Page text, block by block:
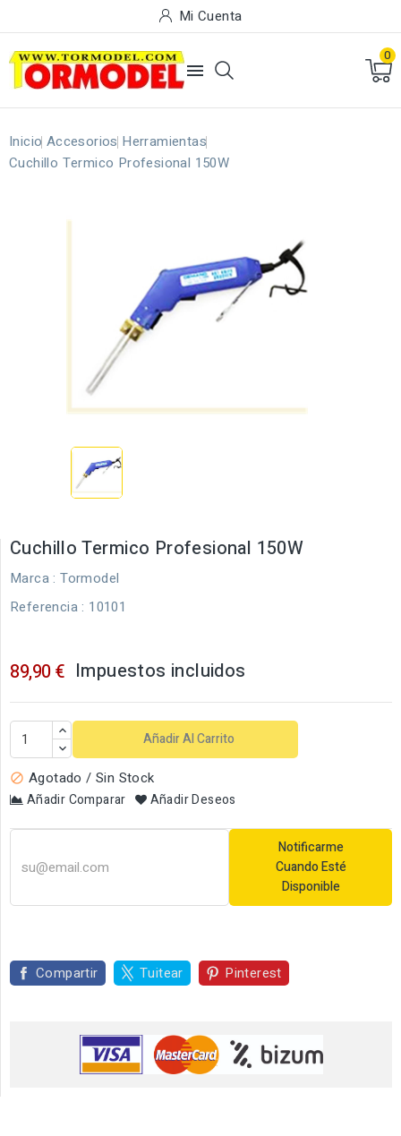
Mi Cuenta

0
Inicio Accesorios Herramientas
Cuchillo Termico Profesional 150W
Cuchillo Termico Profesional 150W
Marca : Tormodel
Referencia : 10101
89,90 € Impuestos incluidos
Añadir Al Carrito
 Agotado / Sin Stock
Añadir Comparar Añadir Deseos
Notificarme
Cuando Esté
Disponible
Compartir Tuitear Pinterest